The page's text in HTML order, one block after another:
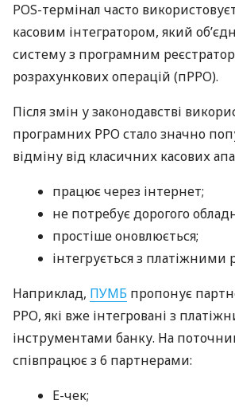
POS-термінал часто
касовим інтегратором, який
систему з програмним
розрахункових операцій (пРРО).
Після змін у законодавстві
програмних РРО стало значно
відміну від класичних касових
працює через інтернет;
не потребує дорогого
простіше оновлюється;
інтегрується з платіжними
Наприклад, ПУМБ пропонує
РРО, які вже інтегровані з
інструментами банку. На
співпрацює з 6 партнерами:
E-чек;